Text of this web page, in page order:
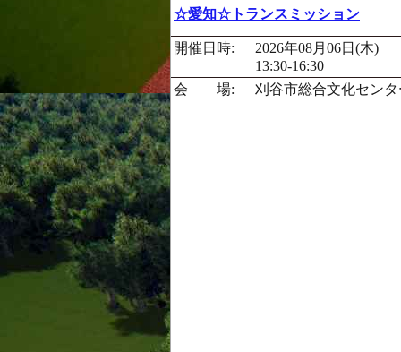
☆愛知☆トランスミッション
開催日時:
2026年08月06日(木)
13:30-16:30
会 場:
刈谷市総合文化セン